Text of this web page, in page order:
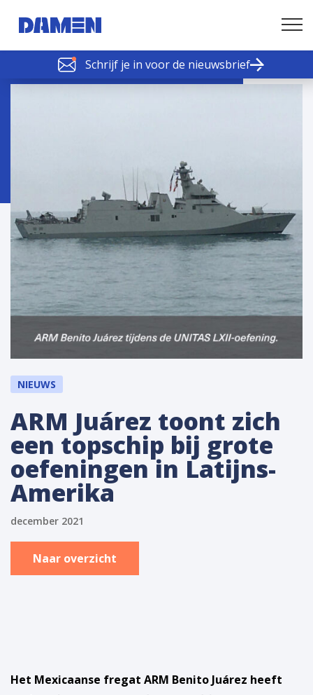
Schrijf je in voor de nieuwsbrief
SCHELDE SCHAKELS
NIEUWS
ARM Juárez toont zich
een topschip bij grote
oefeningen in Latijns-
Amerika
december 2021
Naar overzicht
Het Mexicaanse fregat ARM Benito Juárez heeft